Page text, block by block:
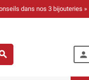
dans nos 3 bijouteries »
